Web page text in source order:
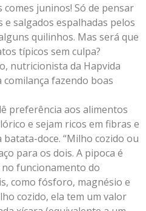
juninos! Só de pensar
salgados espalhadas pelos
quilinhos. Mas será que
típicos sem culpa?
nutricionista da Hapvida
fazendo boas
preferência aos alimentos
e sejam ricos em fibras e
doce. “Milho cozido ou
para os dois. A pipoca é
funcionamento do
como fósforo, magnésio e
cozido, ela tem um valor